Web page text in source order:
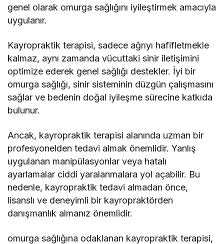
genel olarak omurga sağlığını iyileştirmek amacıyla
uygulanır.
Kayropraktik terapisi, sadece ağrıyı hafifletmekle
kalmaz, aynı zamanda vücuttaki sinir iletişimini
optimize ederek genel sağlığı destekler. İyi bir
omurga sağlığı, sinir sisteminin düzgün çalışmasını
sağlar ve bedenin doğal iyileşme sürecine katkıda
bulunur.
Ancak, kayropraktik terapisi alanında uzman bir
profesyonelden tedavi almak önemlidir. Yanlış
uygulanan manipülasyonlar veya hatalı
ayarlamalar ciddi yaralanmalara yol açabilir. Bu
nedenle, kayropraktik tedavi almadan önce,
lisanslı ve deneyimli bir kayropraktörden
danışmanlık almanız önemlidir.
omurga sağlığına odaklanan kayropraktik terapisi,